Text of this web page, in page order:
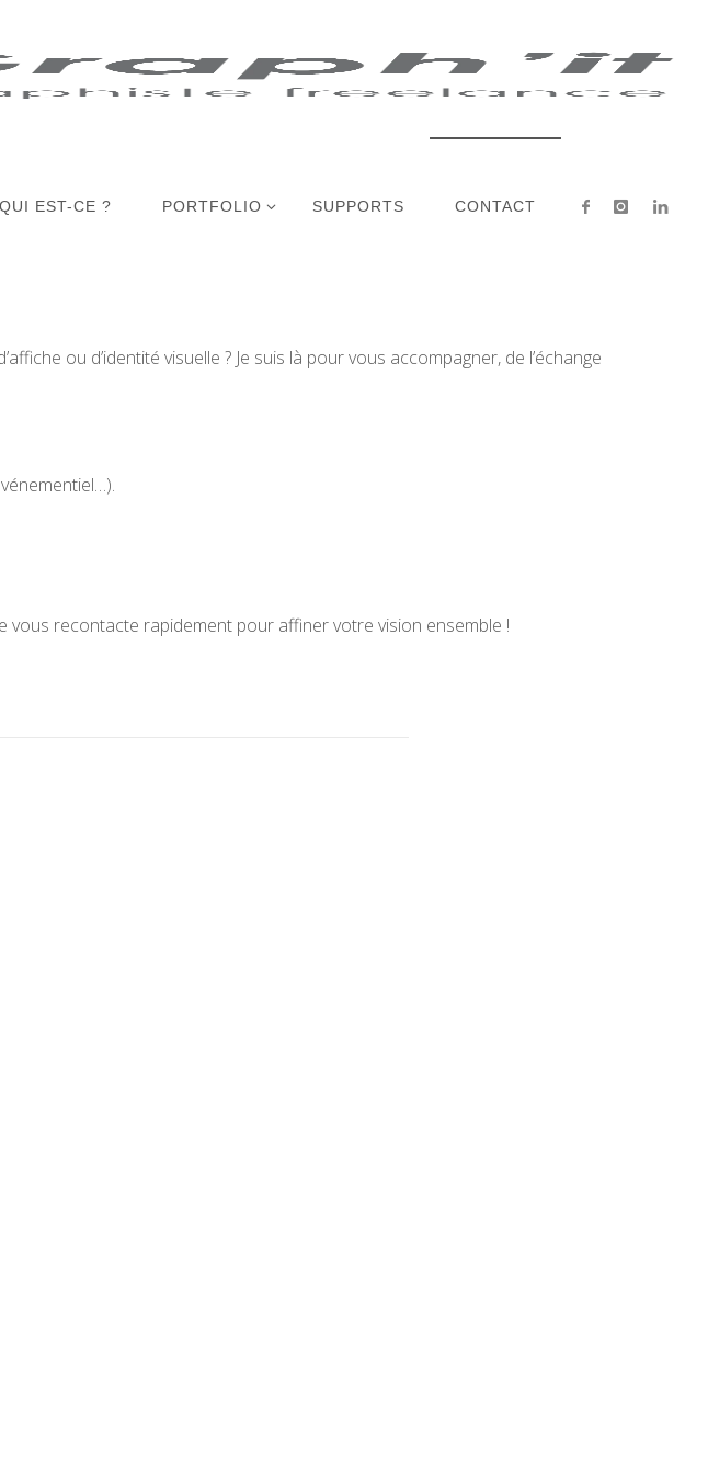
QUI EST-CE ? PORTFOLIO SUPPORTS CONTACT
ou d’identité visuelle ? Je suis là pour vous accompagner, de l’échange
recontacte rapidement pour affiner votre vision ensemble !